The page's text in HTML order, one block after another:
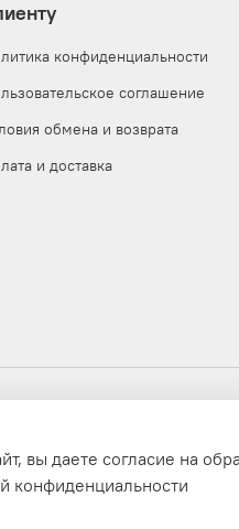
конфиденциальности
соглашение
обмена и возврата
и доставка
Pantum
вы даете согласие на
конфиденциальности